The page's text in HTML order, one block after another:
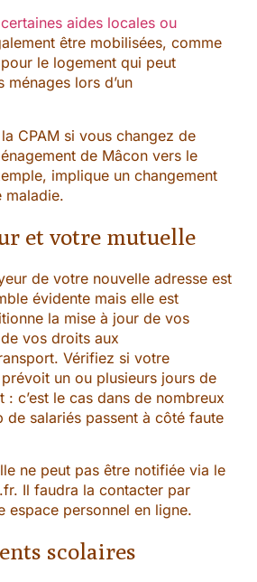
certaines aides locales ou
être mobilisées, comme
le logement qui peut
lors d’un
CPAM si vous changez de
de Mâcon vers le
implique un changement
maladie.
et votre mutuelle
de votre nouvelle adresse est
évidente mais elle est
la mise à jour de vos
vos droits aux
Vérifiez si votre
un ou plusieurs jours de
: c’est le cas dans de nombreux
de salariés passent à côté faute
ne peut pas être notifiée via le
Il faudra la contacter par
espace personnel en ligne.
scolaires